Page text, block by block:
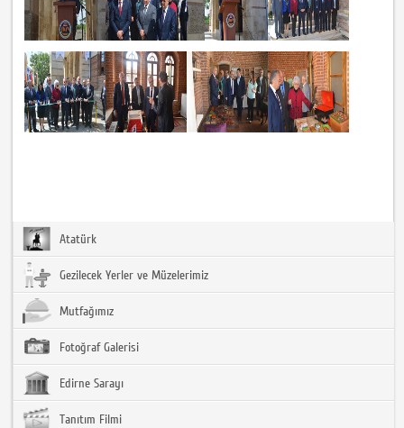
Atatürk
Gezilecek Yerler ve Müzelerimiz
Mutfağımız
Fotoğraf Galerisi
Edirne Sarayı
Tanıtım Filmi